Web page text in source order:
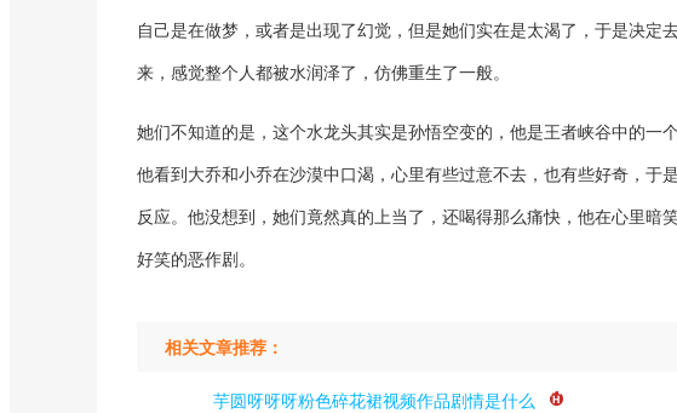
自己是在做梦，或者是出现了幻觉，但是她们实在是太渴了，于是决定
来，感觉整个人都被水润泽了，仿佛重生了一般。
她们不知道的是，这个水龙头其实是孙悟空变的，他是王者峡谷中的一
他看到大乔和小乔在沙漠中口渴，心里有些过意不去，也有些好奇，于
反应。他没想到，她们竟然真的上当了，还喝得那么痛快，他在心里暗
好笑的恶作剧。
相关文章推荐：
芋圆呀呀呀粉色碎花裙视频作品剧情是什么